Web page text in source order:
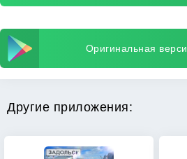
Оригинальная
Другие приложения: